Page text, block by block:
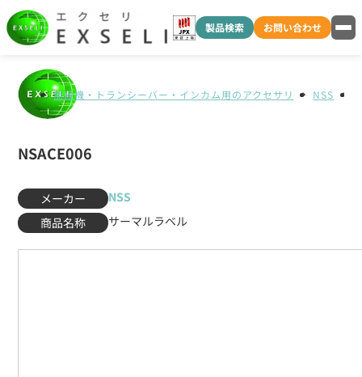
製品検索 お問い合わせ
無線機・トランシーバー・インカム用のアクセサリ NSS
NSACE006
メーカー
NSS
商品名称
サーマルラベル